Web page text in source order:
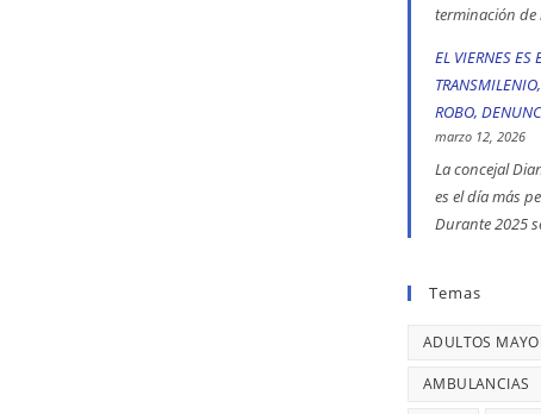
del
donde
se
a
para
terminación de
EL VIERNES ES
ROBO,
marzo 12, 2026
La concejal
es el día más
Durante 2025
Temas
ADULTOS
AMBULANCIAS